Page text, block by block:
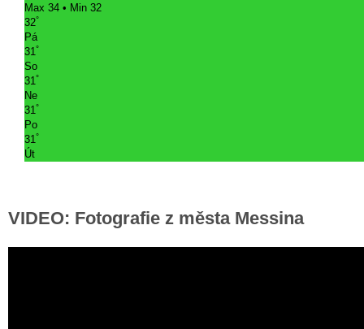
Max 34 • Min 32
32°
Pá
31 °
So
31 °
Ne
31 °
Po
31 °
Út
VIDEO: Fotografie z města Messina